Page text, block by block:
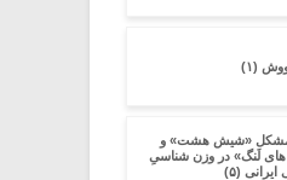
(۱)
مشکل «شیش هشت» و
های لَنگ» در وزن شناسیِ
(۵)